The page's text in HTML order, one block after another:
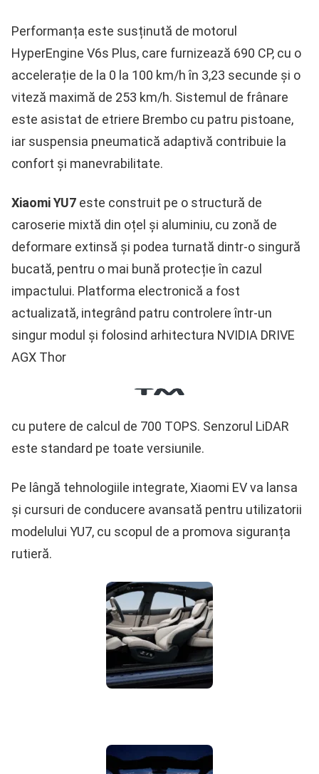
Performanța este susținută de motorul
HyperEngine V6s Plus, care furnizează 690 CP, cu o
accelerație de la 0 la 100 km/h în 3,23 secunde și o
viteză maximă de 253 km/h. Sistemul de frânare
este asistat de etriere Brembo cu patru pistoane,
iar suspensia pneumatică adaptivă contribuie la
confort și manevrabilitate.
Xiaomi YU7 este construit pe o structură de
caroserie mixtă din oțel și aluminiu, cu zonă de
deformare extinsă și podea turnată dintr-o singură
bucată, pentru o mai bună protecție în cazul
impactului. Platforma electronică a fost
actualizată, integrând patru controlere într-un
singur modul și folosind arhitectura NVIDIA DRIVE
AGX Thor
cu putere de calcul de 700 TOPS. Senzorul LiDAR
este standard pe toate versiunile.
Pe lângă tehnologiile integrate, Xiaomi EV va lansa
și cursuri de conducere avansată pentru utilizatorii
modelului YU7, cu scopul de a promova siguranța
rutieră.